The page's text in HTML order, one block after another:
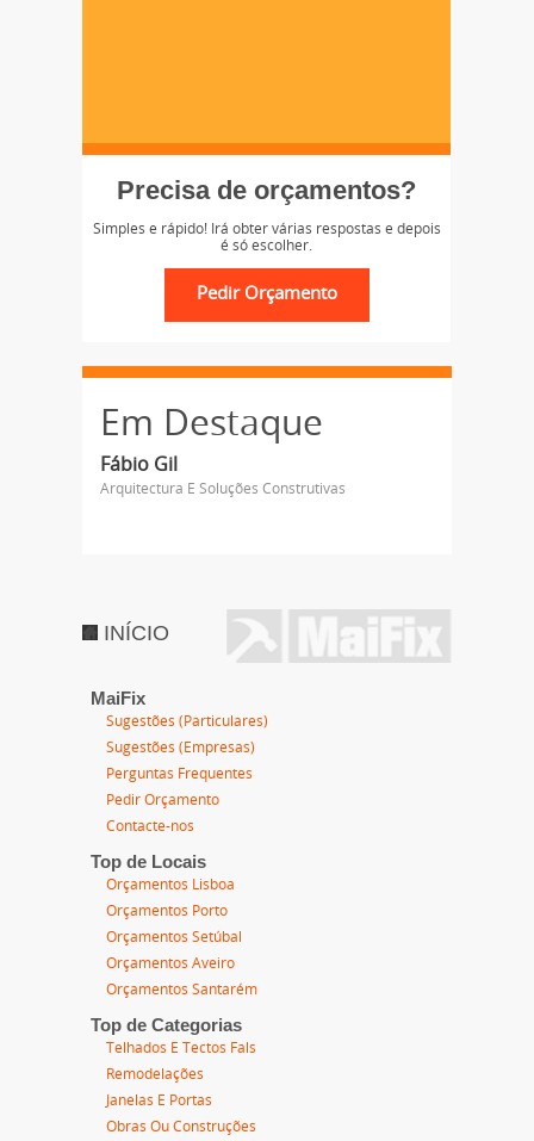
Precisa de orçamentos?
Simples e rápido! Irá obter várias respostas e depois
é só escolher.
Em Destaque
Fábio Gil
Arquitectura E Soluções Construtivas
INÍCIO
MaiFix
Sugestões (Particulares)
Sugestões (Empresas)
Perguntas Frequentes
Pedir Orçamento
Contacte-nos
Top de Locais
Orçamentos Lisboa
Orçamentos Porto
Orçamentos Setúbal
Orçamentos Aveiro
Orçamentos Santarém
Top de Categorias
Telhados E Tectos Fals
Remodelações
Janelas E Portas
Obras Ou Construções